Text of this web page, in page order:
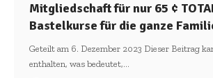
Mitgliedschaft für nur 65 ¢
Bastelkurse für die ganze
Geteilt am 6. Dezember 2023 Dieser Beitrag
enthalten, was bedeutet,…